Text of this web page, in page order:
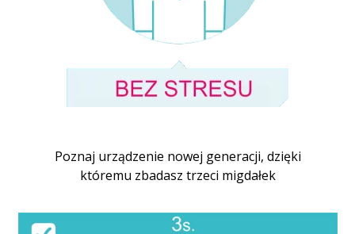
Poznaj urządzenie nowej generacji, dzięki
któremu zbadasz trzeci migdałek